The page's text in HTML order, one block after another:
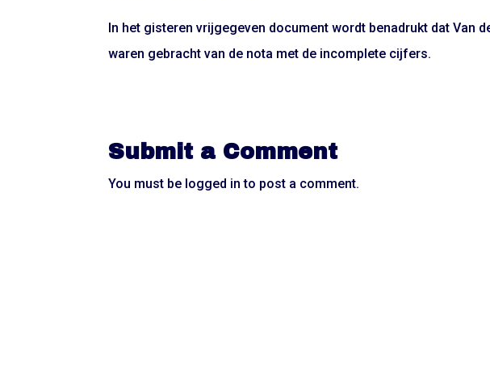
In het gisteren vrijgegeven document wordt benadrukt dat Van
waren gebracht van de nota met de incomplete cijfers.
Submit a Comment
You must be logged in to post a comment.